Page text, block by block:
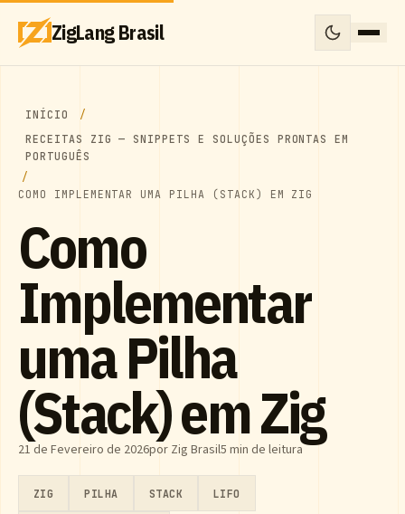
ZigLang Brasil
INÍCIO
RECEITAS ZIG — SNIPPETS E SOLUÇÕES PRONTAS EM
PORTUGUÊS
COMO IMPLEMENTAR UMA PILHA (STACK) EM ZIG
Como
Implementar
uma Pilha
(Stack) em Zig
21 de Fevereiro de 2026por Zig Brasil5 min de leitura
ZIG PILHA STACK LIFO